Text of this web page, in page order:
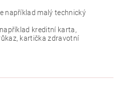
například malý technický
kreditní karta,
kartička zdravotní